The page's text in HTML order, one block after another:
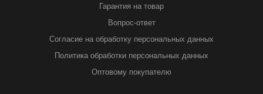
Гарантия на товар
Вопрос-ответ
Согласие на обработку персональных данных
Политика обработки персональных данных
Оптовому покупателю